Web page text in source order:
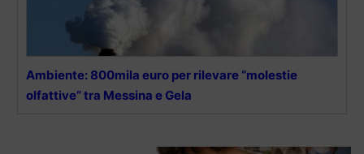
Ambiente: 800mila euro per rilevare “molestie
olfattive” tra Messina e Gela